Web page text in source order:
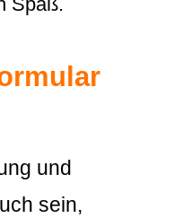
und
sein,